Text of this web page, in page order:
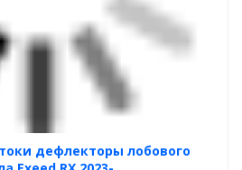
дефлекторы лобового